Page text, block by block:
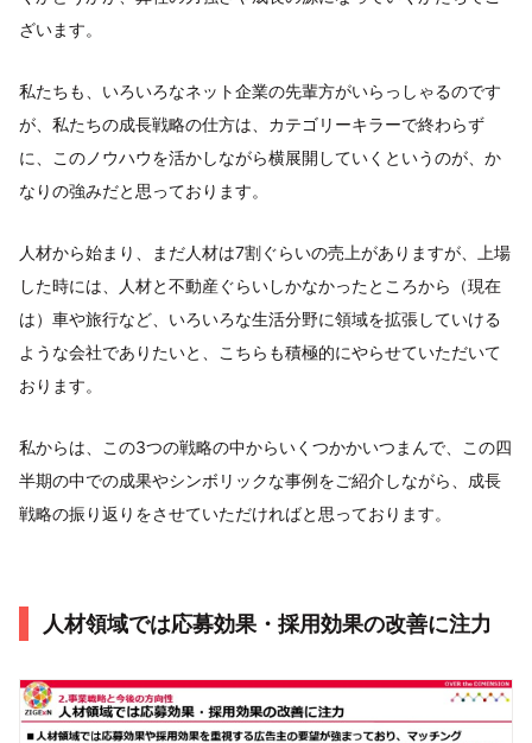
ざいます。
私たちも、いろいろなネット企業の先輩方がいらっしゃるのです
が、私たちの成長戦略の仕方は、カテゴリーキラーで終わらず
に、このノウハウを活かしながら横展開していくというのが、か
なりの強みだと思っております。
人材から始まり、まだ人材は7割ぐらいの売上がありますが、上場
した時には、人材と不動産ぐらいしかなかったところから（現在
は）車や旅行など、いろいろな生活分野に領域を拡張していける
ような会社でありたいと、こちらも積極的にやらせていただいて
おります。
私からは、この3つの戦略の中からいくつかかいつまんで、この四
半期の中での成果やシンボリックな事例をご紹介しながら、成長
戦略の振り返りをさせていただければと思っております。
人材領域では応募効果・採用効果の改善に注力